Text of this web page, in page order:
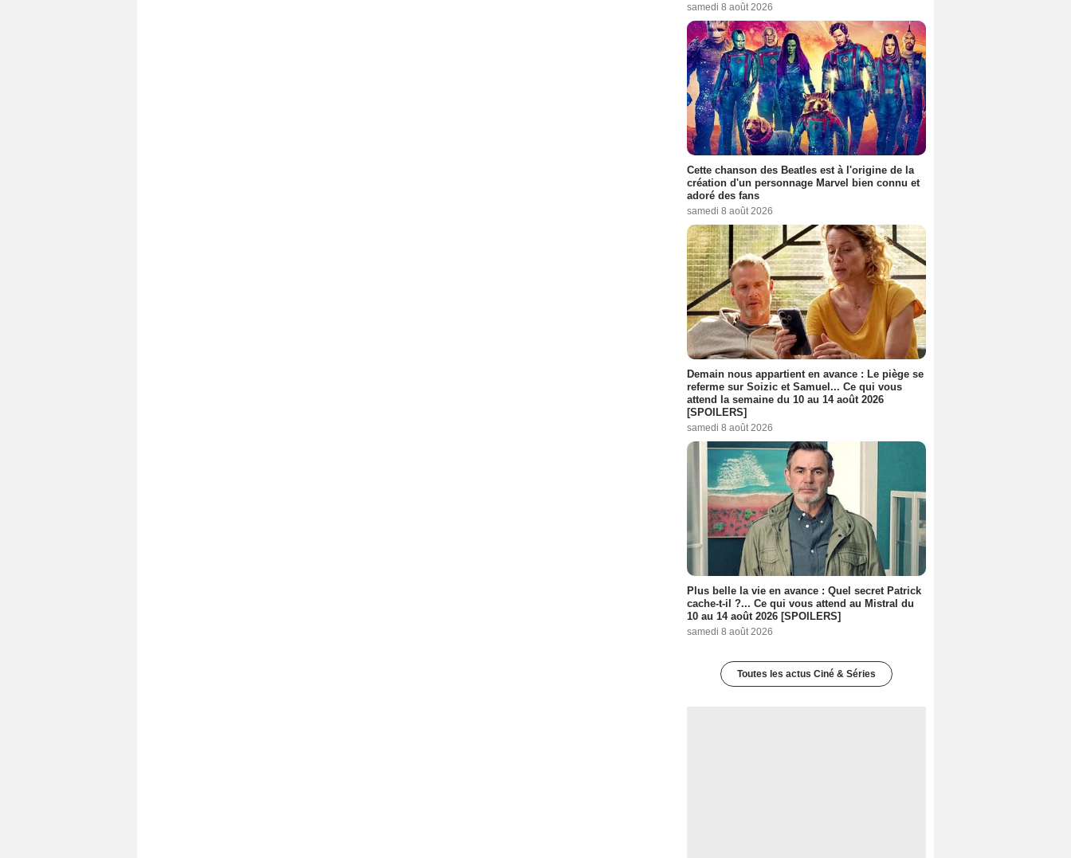
samedi 8 août 2026
Cette chanson des Beatles est à l'origine de la
création d'un personnage Marvel bien connu et
adoré des fans
samedi 8 août 2026
Demain nous appartient en avance : Le piège se
referme sur Soizic et Samuel... Ce qui vous
attend la semaine du 10 au 14 août 2026
[SPOILERS]
samedi 8 août 2026
Plus belle la vie en avance : Quel secret Patrick
cache-t-il ?... Ce qui vous attend au Mistral du
10 au 14 août 2026 [SPOILERS]
samedi 8 août 2026
Toutes les actus Ciné & Séries